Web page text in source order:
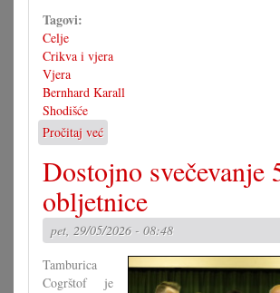
Tagovi:
Celje
Crikva i vjera
Vjera
Bernhard Karall
Shodišće
Pročitaj već
Jubilarno
stoveto
shodišće
Dostojno svečevanje
obljetnice
pet, 29/05/2026 - 08:48
Tamburica
Cogrštof je